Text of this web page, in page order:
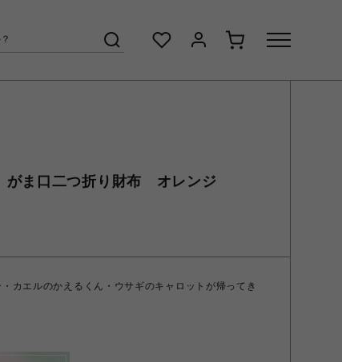
ま口二つ折り財布 オレンジ
カエルのかえるくん・ウサギのキャロットが帰ってき